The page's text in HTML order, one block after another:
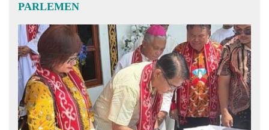
PARLEMEN